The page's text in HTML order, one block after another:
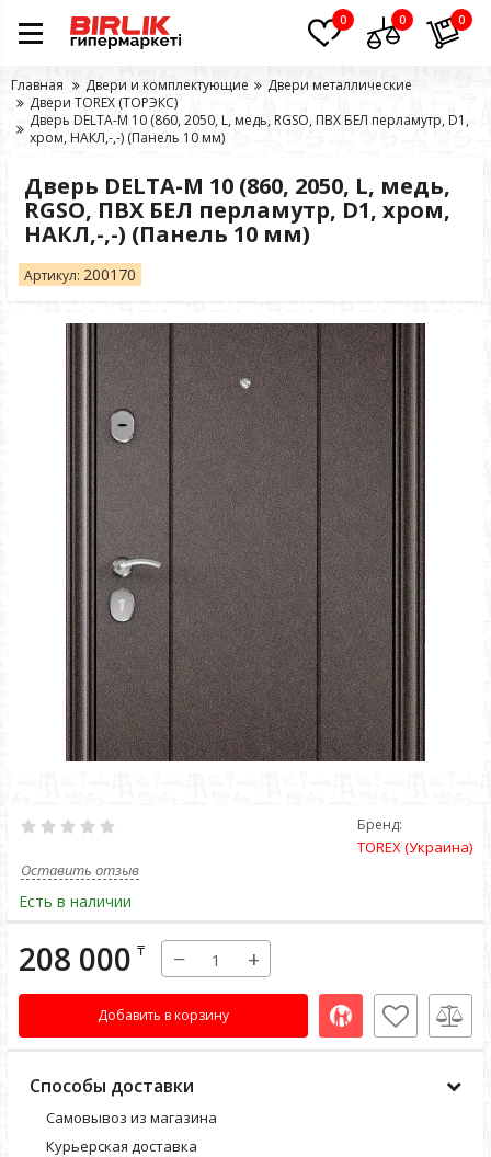
0 0 0
Главная Двери и комплектующие
Двери металлические
Двери TOREX (ТОРЭКС)
Дверь DELTA-M 10 (860, 2050, L, медь, RGSO, ПВХ БЕЛ перламутр, D1,
хром, НАКЛ,-,-) (Панель 10 мм)
Дверь DELTA-M 10 (860, 2050, L, медь,
RGSO, ПВХ БЕЛ перламутр, D1, хром,
НАКЛ,-,-) (Панель 10 мм)
Артикул: 200170
Бренд:
TOREX (Украина)
Оставить отзыв
Есть в наличии
208 000 ₸ − +
Добавить в корзину
Способы доставки
Самовывоз из магазина
Курьерская доставка